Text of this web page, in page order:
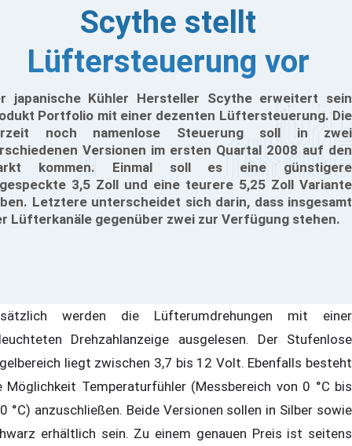
Scythe stellt
Lüftersteuerung vor
japanische Kühler Hersteller Scythe erweitert sein
Portfolio mit einer dezenten Lüftersteuerung. Die
noch namenlose Steuerung soll in zwei
Versionen im ersten Quartal 2008 auf den
kommen. Einmal soll es eine günstigere
3,5 Zoll und eine teurere 5,25 Zoll Variante
Letztere unterscheidet sich darin, dass insgesamt
Lüfterkanäle gegenüber zwei zur Verfügung stehen.
werden die Lüfterumdrehungen mit einer
Drehzahlanzeige ausgelesen. Der Stufenlose
liegt zwischen 3,7 bis 12 Volt. Ebenfalls besteht
Möglichkeit Temperaturfühler (Messbereich von 0 °C bis
°C) anzuschließen. Beide Versionen sollen in Silber sowie
erhältlich sein. Zu einem genauen Preis ist seitens